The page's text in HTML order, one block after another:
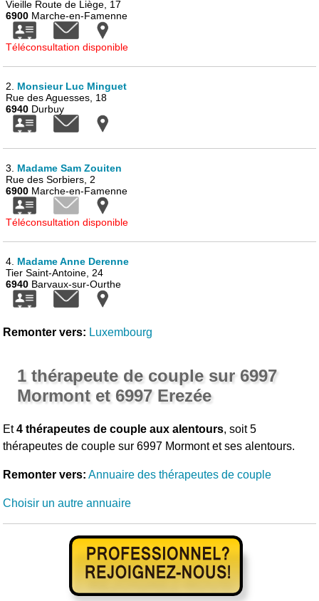
Vieille Route de Liège, 17
6900 Marche-en-Famenne
Téléconsultation disponible
2. Monsieur Luc Minguet
Rue des Aguesses, 18
6940 Durbuy
3. Madame Sam Zouiten
Rue des Sorbiers, 2
6900 Marche-en-Famenne
Téléconsultation disponible
4. Madame Anne Derenne
Tier Saint-Antoine, 24
6940 Barvaux-sur-Ourthe
Remonter vers: Luxembourg
1 thérapeute de couple sur 6997
Mormont et 6997 Erezée
Et4 thérapeutes de couple aux alentours, soit 5
thérapeutes de couple sur 6997 Mormont et ses alentours.
Remonter vers: Annuaire des thérapeutes de couple
Choisir un autre annuaire